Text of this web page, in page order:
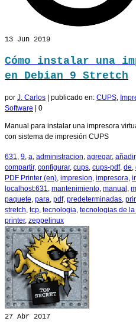
13 Jun 2019
Cómo instalar una
en Debian 9 Stretch
por J. Carlos | publicado en: CUPS
Software | 0
Manual para instalar una impresora
con sistema de impresión CUPS
631 9 a administracion agregar, añadir,
compartir, configurar, cups cups-pdf, de
PDF Printer (en) impresion impresora
localhost:631
mantenimiento manual
paquete para pdf, predeterminadas
stretch tcp tecnologia tecnologias de
printer, zeppelinux
27 Abr 2017